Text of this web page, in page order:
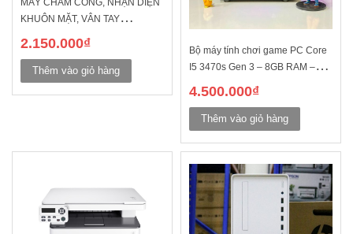
MÁY CHẤM CÔNG, NHẬN DIỆN
KHUÔN MẶT, VÂN TAY
HIKVISION DS-K1T320MFWX
2.150.000₫
Thêm vào giỏ hàng
Bộ máy tính chơi game PC Core
I5 3470s Gen 3 – 8GB RAM –
2G/D5 Koarea
4.500.000₫
Thêm vào giỏ hàng